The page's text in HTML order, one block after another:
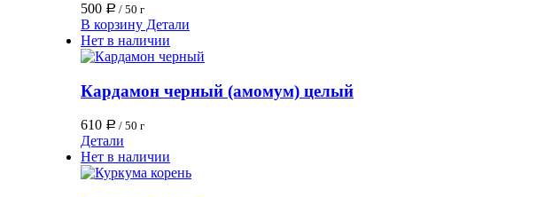
500 Р / 50 г
В корзину Детали
Нет в наличии
Кардамон черный (амомум) целый
610 Р / 50 г
Детали
Нет в наличии